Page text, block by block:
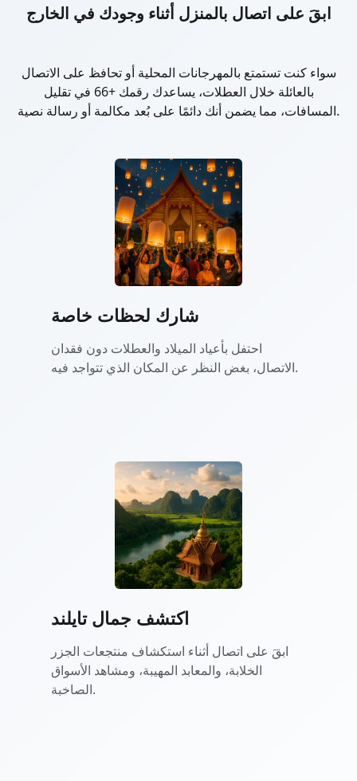
ابقَ على اتصال بالمنزل أثناء وجودك في الخارج
سواء كنت تستمتع بالمهرجانات المحلية أو تحافظ على الاتصال
بالعائلة خلال العطلات، يساعدك رقمك +66 في تقليل
المسافات، مما يضمن أنك دائمًا على بُعد مكالمة أو رسالة نصية.
شارك لحظات خاصة
احتفل بأعياد الميلاد والعطلات دون فقدان
الاتصال، بغض النظر عن المكان الذي تتواجد فيه.
اكتشف جمال تايلند
ابقَ على اتصال أثناء استكشاف منتجعات الجزر
الخلابة، والمعابد المهيبة، ومشاهد الأسواق
الصاخبة.